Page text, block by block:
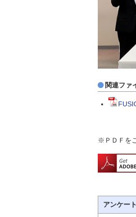
関連ファ
※ＰＤＦを
アンケート